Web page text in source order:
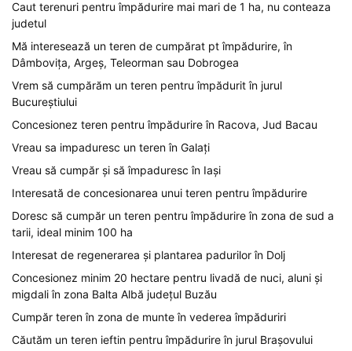
Caut terenuri pentru împădurire mai mari de 1 ha, nu conteaza
judetul
Mă interesează un teren de cumpărat pt împădurire, în
Dâmbovița, Argeș, Teleorman sau Dobrogea
Vrem să cumpărăm un teren pentru împădurit în jurul
Bucureștiului
Concesionez teren pentru împădurire în Racova, Jud Bacau
Vreau sa impaduresc un teren în Galați
Vreau să cumpăr și să împaduresc în Iași
Interesată de concesionarea unui teren pentru împădurire
Doresc să cumpăr un teren pentru împădurire în zona de sud a
tarii, ideal minim 100 ha
Interesat de regenerarea și plantarea padurilor în Dolj
Concesionez minim 20 hectare pentru livadă de nuci, aluni și
migdali în zona Balta Albă județul Buzău
Cumpăr teren în zona de munte în vederea împăduriri
Căutăm un teren ieftin pentru împădurire în jurul Brașovului